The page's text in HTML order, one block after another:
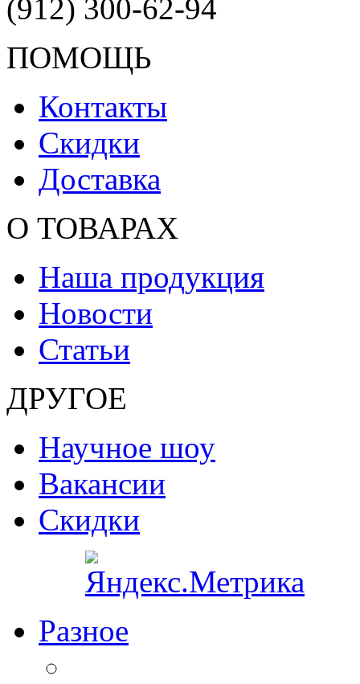
(912) 300-62-94
ПОМОЩЬ
Контакты
Скидки
Доставка
О ТОВАРАХ
Наша продукция
Новости
Статьи
ДРУГОЕ
Научное шоу
Вакансии
Скидки
Разное